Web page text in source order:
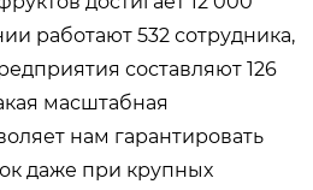
работают 532 сотрудника,
составляют 126
масштабная
нам гарантировать
даже при крупных